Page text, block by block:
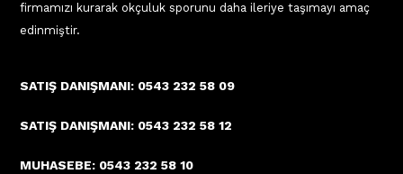
firmamızı kurarak okçuluk sporunu daha ileriye taşımayı amaç
edinmiştir.
SATIŞ DANIŞMANI: 0543 232 58 09
SATIŞ DANIŞMANI: 0543 232 58 12
MUHASEBE: 0543 232 58 10